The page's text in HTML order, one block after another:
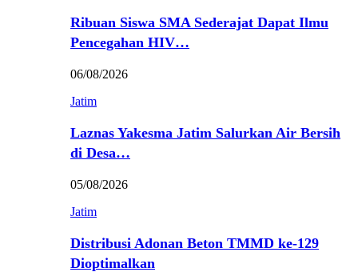
Ribuan Siswa SMA Sederajat Dapat Ilmu
Pencegahan HIV…
06/08/2026
Jatim
Laznas Yakesma Jatim Salurkan Air Bersih
di Desa…
05/08/2026
Jatim
Distribusi Adonan Beton TMMD ke-129
Dioptimalkan